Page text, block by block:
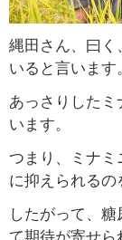
縄田さん、曰く
いると言います
あっさりしたミ
います。
つまり、ミナミ
に抑えられるの
したがって、